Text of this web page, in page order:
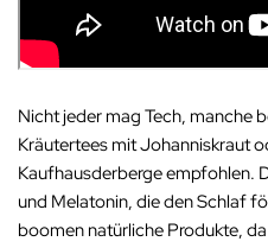
Nicht jeder mag Tech, manche
Kräutertees mit Johanniskraut
Kaufhausderberge empfohlen.
und Melatonin, die den Schlaf
boomen natürliche Produkte,